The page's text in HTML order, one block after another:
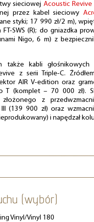
sieciowej Acoustic Revive
przez kabel sieciowy
styki; 17 990 zł/2 m),
SWS (R); do gniazdka
Nigo, 6 m) z
także kabli głośnikowych
z serii Triple-C.
AIR V-edition oraz
T (komplet – 70 000 zł).
z
(139 900 zł) oraz
i napędzał
(wybór)
Vinyl/Vinyl 180